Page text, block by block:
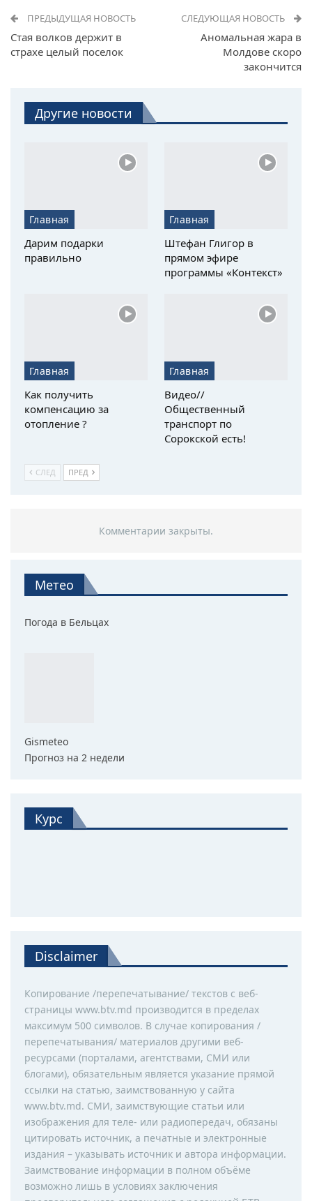
ПРЕДЫДУЩАЯ НОВОСТЬ
Стая волков держит в
страхе целый поселок
СЛЕДУЮЩАЯ НОВОСТЬ
Аномальная жара в
Молдове скоро
закончится
Другие новости
Главная
Дарим подарки
правильно
Главная
Штефан Глигор в
прямом эфире
программы «Контекст»
Главная
Как получить
компенсацию за
отопление ?
Главная
Видео//
Общественный
транспорт по
Сорокской есть!
СЛЕД ПРЕД
Комментарии закрыты.
Метео
Погода в Бельцах
Gismeteo
Прогноз на 2 недели
Курс
Disclaimer
Копирование /перепечатывание/ текстов с веб-
страницы www.btv.md производится в пределах
максимум 500 символов. В случае копирования /
перепечатывания/ материалов другими веб-
ресурсами (порталами, агентствами, СМИ или
блогами), обязательным является указание прямой
ссылки на статью, заимствованную у сайта
www.btv.md. СМИ, заимствующие статьи или
изображения для теле- или радиопередач, обязаны
цитировать источник, а печатные и электронные
издания – указывать источник и автора информации.
Заимствование информации в полном объёме
возможно лишь в условиях заключения